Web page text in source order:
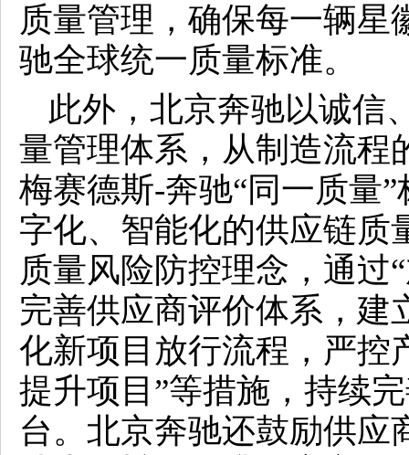
质量管理，确保每一辆星
驰全球统一质量标准。
此外，北京奔驰以诚信
量管理体系，从制造流程
梅赛德斯-奔驰“同一质量
字化、智能化的供应链质
质量风险防控理念，通过
完善供应商评价体系，建
化新项目放行流程，严控
提升项目”等措施，持续
台。北京奔驰还鼓励供应